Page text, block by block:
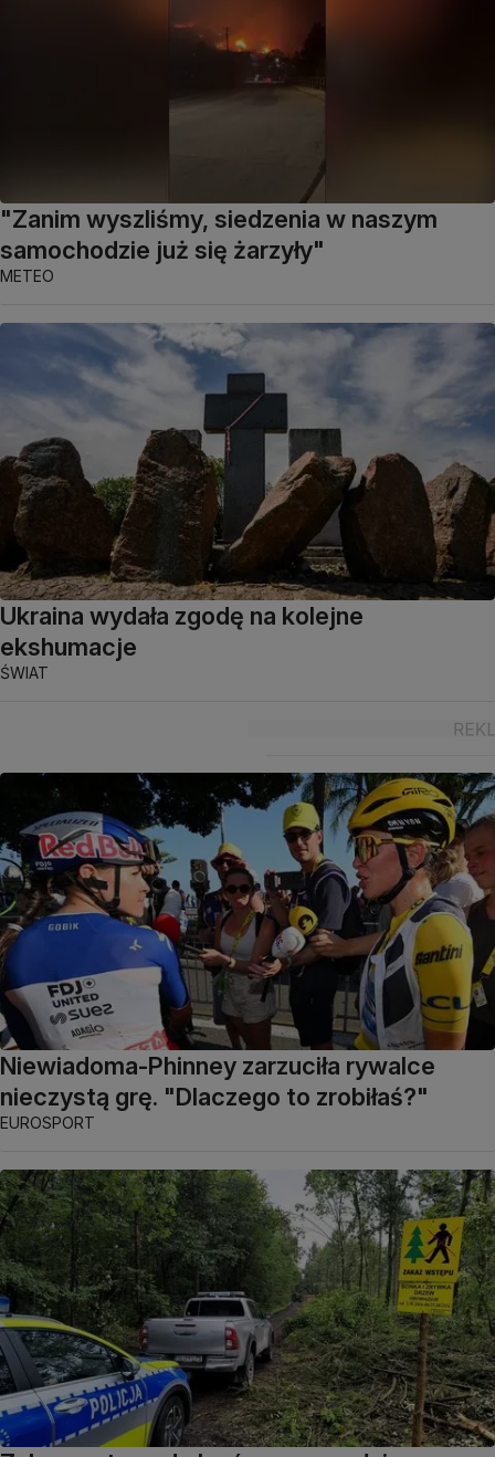
"Zanim wyszliśmy, siedzenia w naszym
samochodzie już się żarzyły"
METEO
Ukraina wydała zgodę na kolejne
ekshumacje
ŚWIAT
Niewiadoma-Phinney zarzuciła rywalce
nieczystą grę. "Dlaczego to zrobiłaś?"
EUROSPORT